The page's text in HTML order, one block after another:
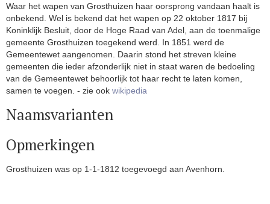
Waar het wapen van Grosthuizen haar oorsprong vandaan haalt is
onbekend. Wel is bekend dat het wapen op 22 oktober 1817 bij
Koninklijk Besluit, door de Hoge Raad van Adel, aan de toenmalige
gemeente Grosthuizen toegekend werd. In 1851 werd de
Gemeentewet aangenomen. Daarin stond het streven kleine
gemeenten die ieder afzonderlijk niet in staat waren de bedoeling
van de Gemeentewet behoorlijk tot haar recht te laten komen,
samen te voegen. - zie ook wikipedia
Naamsvarianten
Opmerkingen
Grosthuizen was op 1-1-1812 toegevoegd aan Avenhorn.